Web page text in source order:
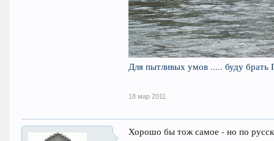
Для пытливых умов ..... буду
18 мар 2011
Хорошо бы тож самое - но по